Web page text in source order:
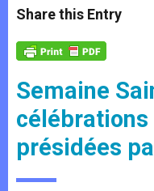
t
s
p
p
s
e
g
e
e
b
o
k
Share this Entry
Semaine
présidées